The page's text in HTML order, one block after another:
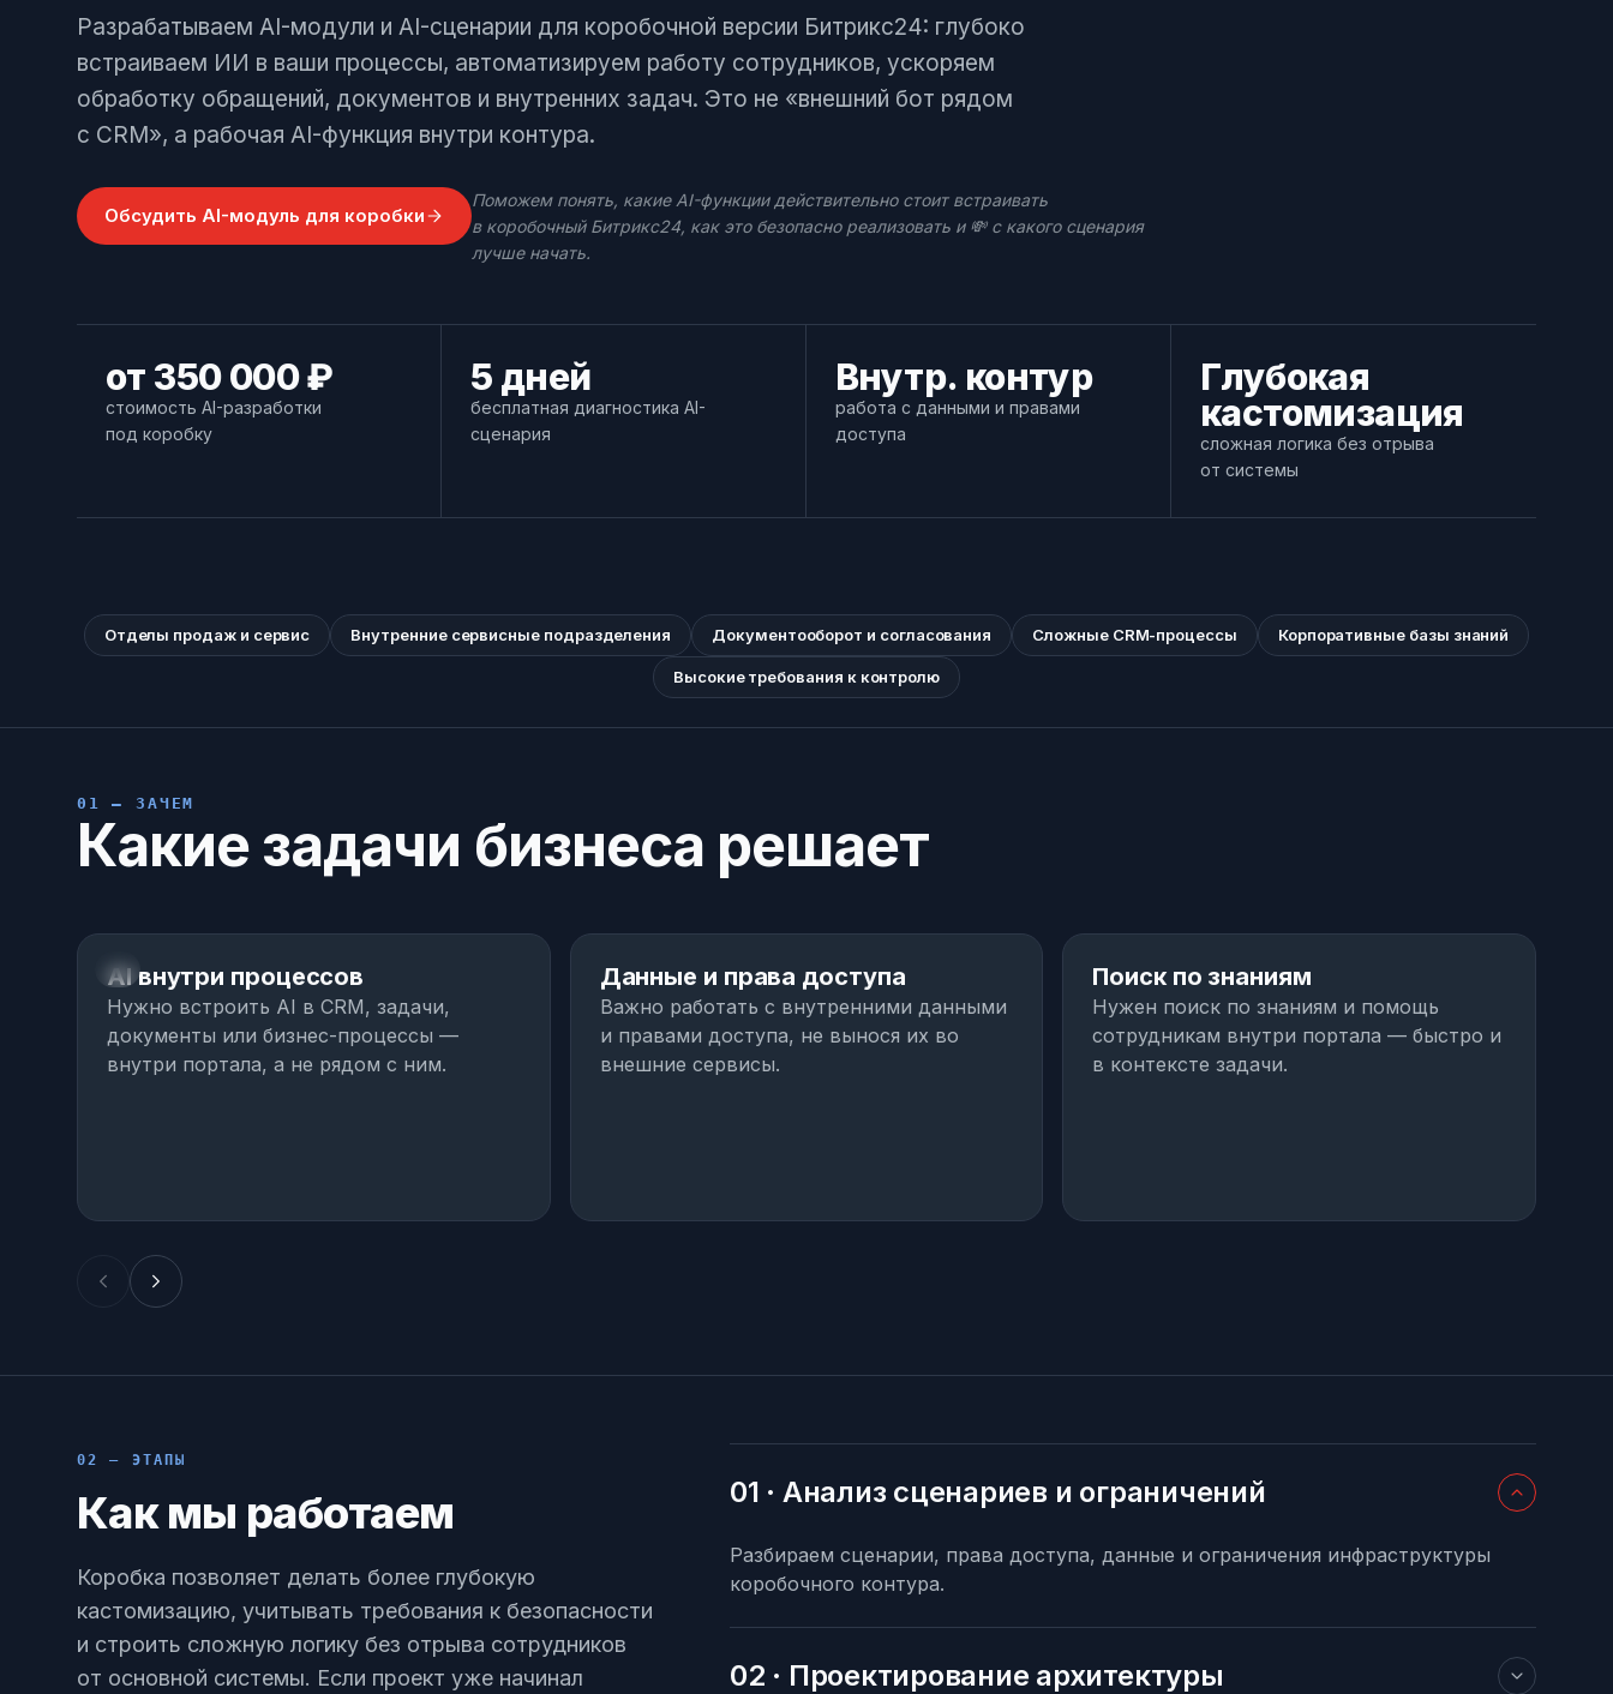
+7 (495) 215-52-91 · Пн–Пт, 10–19 МСК
Оставить заявку
Заполнить форму — перезвоним в течение дня
Разрабатываем AI-модули и AI-сценарии для коробочной версии Битрикс24: глубоко
встраиваем ИИ в ваши процессы, автоматизируем работу сотрудников, ускоряем
обработку обращений, документов и внутренних задач. Это не «внешний бот рядом
с CRM», а рабочая AI-функция внутри контура.
Обсудить AI-модуль для коробки
Поможем понять, какие AI-функции действительно стоит встраивать
в коробочный Битрикс24, как это безопасно реализовать и 💸 с какого сценария
лучше начать.
от 350 000 ₽
стоимость AI-разработки
под коробку
5 дней
бесплатная диагностика AI-
сценария
Внутр. контур
работа с данными и правами
доступа
Глубокая
кастомизация
сложная логика без отрыва
от системы
Отделы продаж и сервис Внутренние сервисные подразделения Документооборот и согласования Сложные CRM-процессы Корпоративные базы знаний
Высокие требования к контролю
01 — ЗАЧЕМ
Какие задачи бизнеса решает
01
AI внутри процессов
Нужно встроить AI в CRM, задачи,
документы или бизнес-процессы —
внутри портала, а не рядом с ним.
02
Данные и права доступа
Важно работать с внутренними данными
и правами доступа, не вынося их во
внешние сервисы.
03
Поиск по знаниям
Нужен поиск по знаниям и помощь
сотрудникам внутри портала — быстро и
в контексте задачи.
02 — ЭТАПЫ
Как мы работаем
Коробка позволяет делать более глубокую
кастомизацию, учитывать требования к безопасности
и строить сложную логику без отрыва сотрудников
от основной системы. Если проект уже начинал
01 · Анализ сценариев и ограничений
Разбираем сценарии, права доступа, данные и ограничения инфраструктуры
коробочного контура.
02 · Проектирование архитектуры